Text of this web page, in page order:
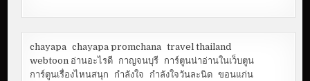
chayapa chayapa promchana travel thailand
webtoon อ่านอะไรดี กาญจนบุรี การ์ตูนน่าอ่านในเว็บตูน
การ์ตูนเรื่องไหนสนุก
กำลังใจ กำลังใจวันละนิด ขอนแก่น